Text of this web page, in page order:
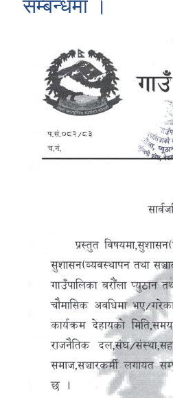
सम्बन्धमा ।